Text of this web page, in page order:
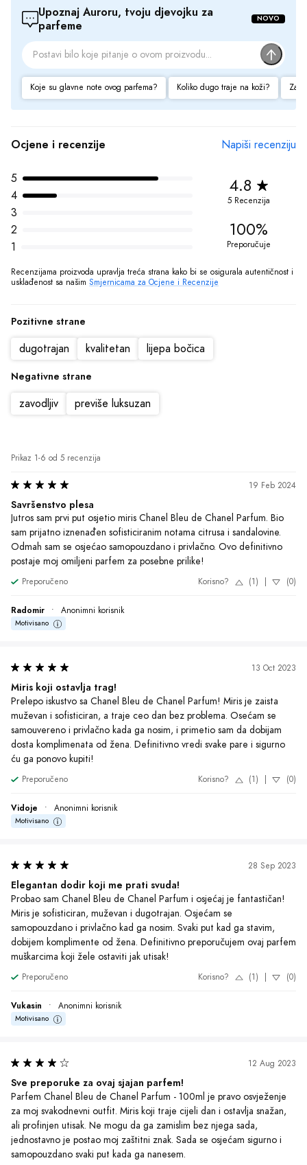
fotografijama i cijenama. Ipak, ne možemo garantovati da su sve
navedene informacije i fotografije artikala na ovom sajtu u potpunosti
ispravne.
Upoznaj Auroru, tvoju djevojku za
parfeme
NOVO
Koje su glavne note ovog parfema? Koliko dugo traje na koži? Za
Ocjene i recenzije Napiši recenziju
5
4
3
2
1
4.8
5 Recenzija
100%
Preporučuje
Recenzijama proizvoda upravlja treća strana kako bi se osigurala autentičnost i
usklađenost sa našim Smjernicama za Ocjene i Recenzije
Pozitivne strane
dugotrajan kvalitetan lijepa bočica
Negativne strane
zavodljiv previše luksuzan
Prikaz 1-6 od 5 recenzija
19 Feb 2024
Savršenstvo plesa
Jutros sam prvi put osjetio miris Chanel Bleu de Chanel Parfum. Bio
sam prijatno iznenađen sofisticiranim notama citrusa i sandalovine.
Odmah sam se osjećao samopouzdano i privlačno. Ovo definitivno
postaje moj omiljeni parfem za posebne prilike!
Preporučeno Korisno? (1) (0)
Radomir • Anonimni korisnik
Motivisano
13 Oct 2023
Miris koji ostavlja trag!
Prelepo iskustvo sa Chanel Bleu de Chanel Parfum! Miris je zaista
muževan i sofisticiran, a traje ceo dan bez problema. Osećam se
samouvereno i privlačno kada ga nosim, i primetio sam da dobijam
dosta komplimenata od žena. Definitivno vredi svake pare i sigurno
ću ga ponovo kupiti!
Preporučeno Korisno? (1) (0)
Vidoje • Anonimni korisnik
Motivisano
28 Sep 2023
Elegantan dodir koji me prati svuda!
Probao sam Chanel Bleu de Chanel Parfum i osjećaj je fantastičan!
Miris je sofisticiran, muževan i dugotrajan. Osjećam se
samopouzdano i privlačno kad ga nosim. Svaki put kad ga stavim,
dobijem komplimente od žena. Definitivno preporučujem ovaj parfem
muškarcima koji žele ostaviti jak utisak!
Preporučeno Korisno? (1) (0)
Vukasin • Anonimni korisnik
Motivisano
12 Aug 2023
Sve preporuke za ovaj sjajan parfem!
Parfem Chanel Bleu de Chanel Parfum - 100ml je pravo osvježenje
za moj svakodnevni outfit. Miris koji traje cijeli dan i ostavlja snažan,
ali profinjen utisak. Ne mogu da ga zamislim bez njega sada,
jednostavno je postao moj zaštitni znak. Sada se osjećam sigurno i
samopouzdano svaki put kada ga nanesem.